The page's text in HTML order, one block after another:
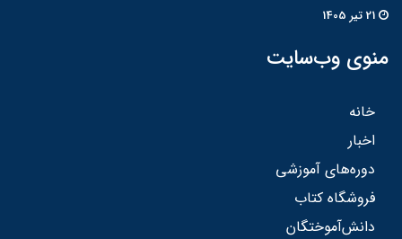
منوی وب‌سایت
خانه
اخبار
دوره‌های آموزشی
فروشگاه کتاب
دانش‌آموختگان